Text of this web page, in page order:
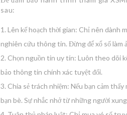
sau:
Lên kế hoạch thời gian: Chỉ nên dành
nghiên cứu thông tin. Đừng để xổ số làm
Chọn nguồn tin uy tín: Luôn theo dõi
bảo thông tin chính xác tuyệt đối.
Chia sẻ trách nhiệm: Nếu bạn cảm
bạn bè. Sự nhắc nhở từ những người